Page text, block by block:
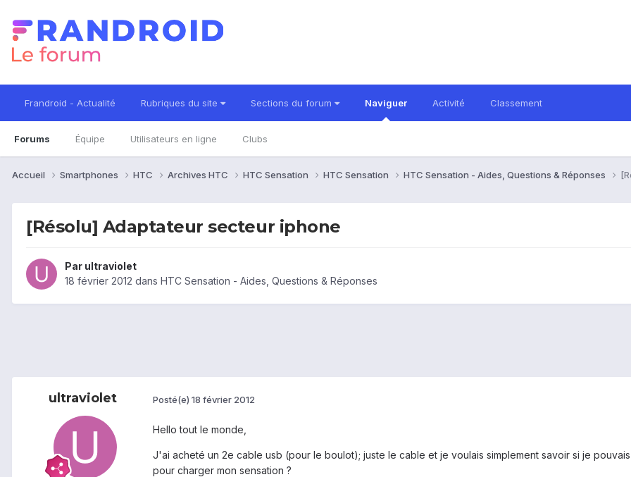
Frandroid - Actualité Rubriques du site Sections du forum Naviguer
Forums Équipe Utilisateurs en ligne Clubs
Activité Classement
Accueil Smartphones HTC Archives HTC HTC Sensation HTC Sensation HTC Sensation - Aides, Questions & Réponses
[Résolu] Adaptateur secteur iphone
Par ultraviolet
18 février 2012 dans HTC Sensation - Aides, Questions & Réponses
ultraviolet Posté(e) 18 février 2012
Hello tout le monde,
J'ai acheté un 2e cable usb (pour le boulot); juste le cable et je voulais simplement savoir si je
pour charger mon sensation ?